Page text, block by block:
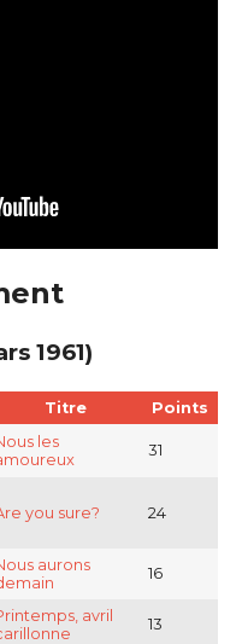
1961)
Titre Points
les
31
you sure? 24
aurons
16
avril
13